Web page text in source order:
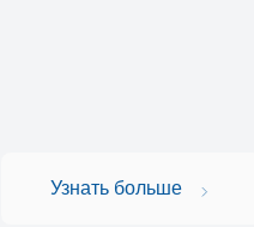
Узнать больше